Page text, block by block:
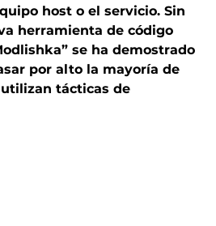
host o el servicio. Sin
herramienta de código
se ha demostrado
por alto la mayoría de
tácticas de